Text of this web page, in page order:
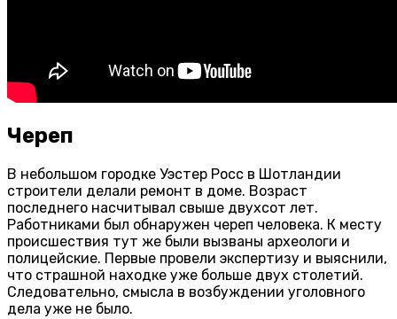
Череп
В небольшом городке Уэстер Росс в Шотландии
строители делали ремонт в доме. Возраст
последнего насчитывал свыше двухсот лет.
Работниками был обнаружен череп человека. К месту
происшествия тут же были вызваны археологи и
полицейские. Первые провели экспертизу и выяснили,
что страшной находке уже больше двух столетий.
Следовательно, смысла в возбуждении уголовного
дела уже не было.